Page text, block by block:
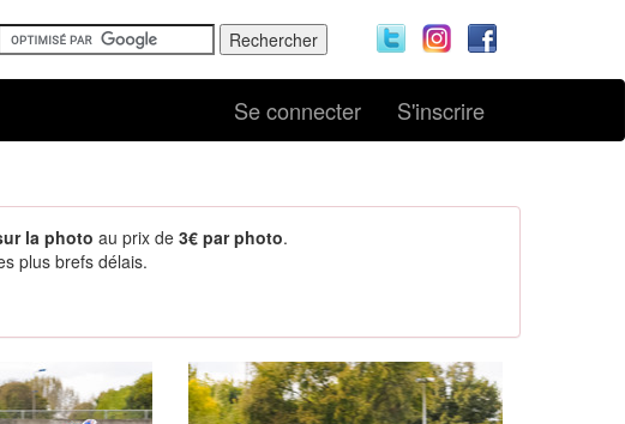
Se connecter S'inscrire
la photo au prix de 3€ par photo.
plus brefs délais.